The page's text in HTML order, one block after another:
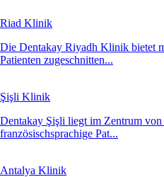
Riad Klinik
Die Dentakay Riyadh Klinik bietet
Patienten zugeschnitten...
Şişli Klinik
Dentakay Şişli liegt im Zentrum
französischsprachige Pat...
Antalya Klinik